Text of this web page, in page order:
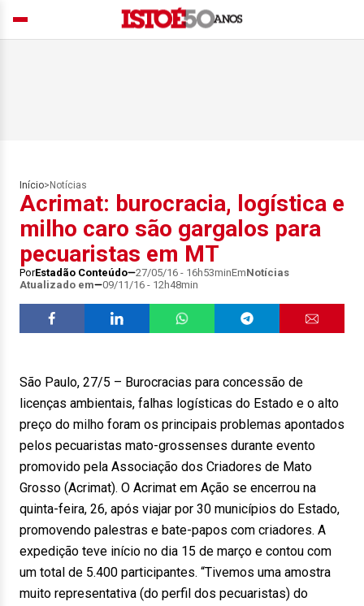
Início> Notícias
Acrimat: burocracia, logística e
milho caro são gargalos para
pecuaristas em MT
PorEstadão Conteúdo 27/05/16 - 16h53minEmNotícias
Atualizado em
09/11/16 - 12h48min
São Paulo, 27/5 – Burocracias para concessão de
licenças ambientais, falhas logísticas do Estado e o alto
preço do milho foram os principais problemas apontados
pelos pecuaristas mato-grossenses durante evento
promovido pela Associação dos Criadores de Mato
Grosso (Acrimat). O Acrimat em Ação se encerrou na
quinta-feira, 26, após viajar por 30 municípios do Estado,
promovendo palestras e bate-papos com criadores. A
expedição teve início no dia 15 de março e contou com
um total de 5.400 participantes. “Tivemos uma amostra
muito representativa (do perfil dos pecuaristas) do